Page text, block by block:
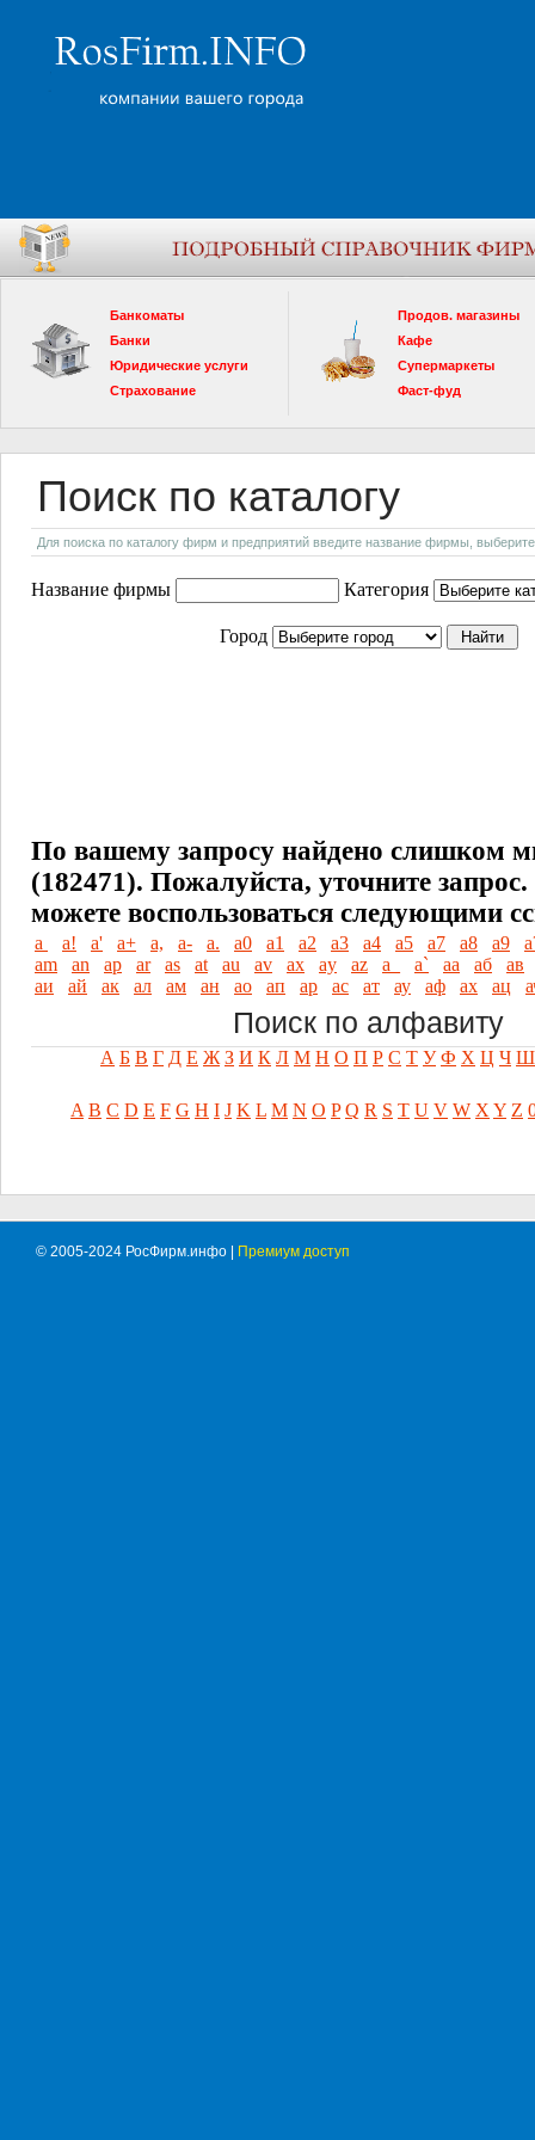
Банкоматы
Банки
Юридические услуги
Страхование
Продов. магазины
Кафе
Супермаркеты
Фаст-фуд
Поиск по каталогу
Для поиска по каталогу фирм и предприятий введите название фирмы, выберите
Название фирмы Категория
Город
По вашему запросу найдено слишком
(182471). Пожалуйста, уточните запрос.
можете воспользоваться следующими
а а! а' а+ а, а- а. а0 а1 а2 а3 а4 а5 а7 а8 а9
аm
аn аp аr аs аt аu аv аx аy аz а_ а` аа аб
ав
аи
ай ак ал ам ан ао ап ар ас ат ау аф ах ац
Поиск по алфавиту
А Б В Г Д Е Ж З И К Л М Н О П Р С Т У Ф Х Ц Ч Ш
A B C D E F G H I J K L M N O P Q R S T U V W X Y Z
© 2005-2024 РосФирм.инфо | Премиум доступ